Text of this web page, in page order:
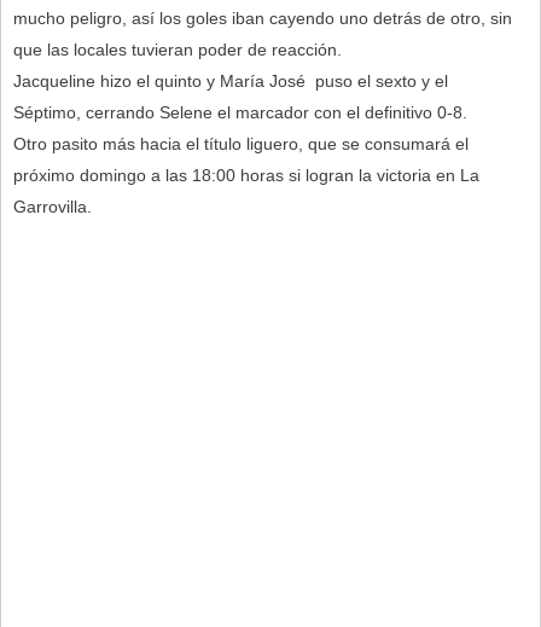
mucho peligro, así los goles iban cayendo uno detrás de otro, sin
que las locales tuvieran poder de reacción.
Jacqueline hizo el quinto y María José puso el sexto y el
Séptimo, cerrando Selene el marcador con el definitivo 0-8.
Otro pasito más hacia el título liguero, que se consumará el
próximo domingo a las 18:00 horas si logran la victoria en La
Garrovilla.